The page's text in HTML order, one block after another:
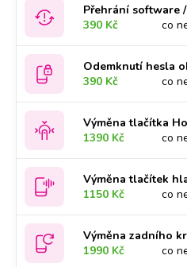
Přehrání software
390 Kč
co
Odemknutí hesla
390 Kč
co
Výměna tlačítka
1390 Kč
co
Výměna tlačítek
1150 Kč
co
Výměna zadního
1990 Kč
co